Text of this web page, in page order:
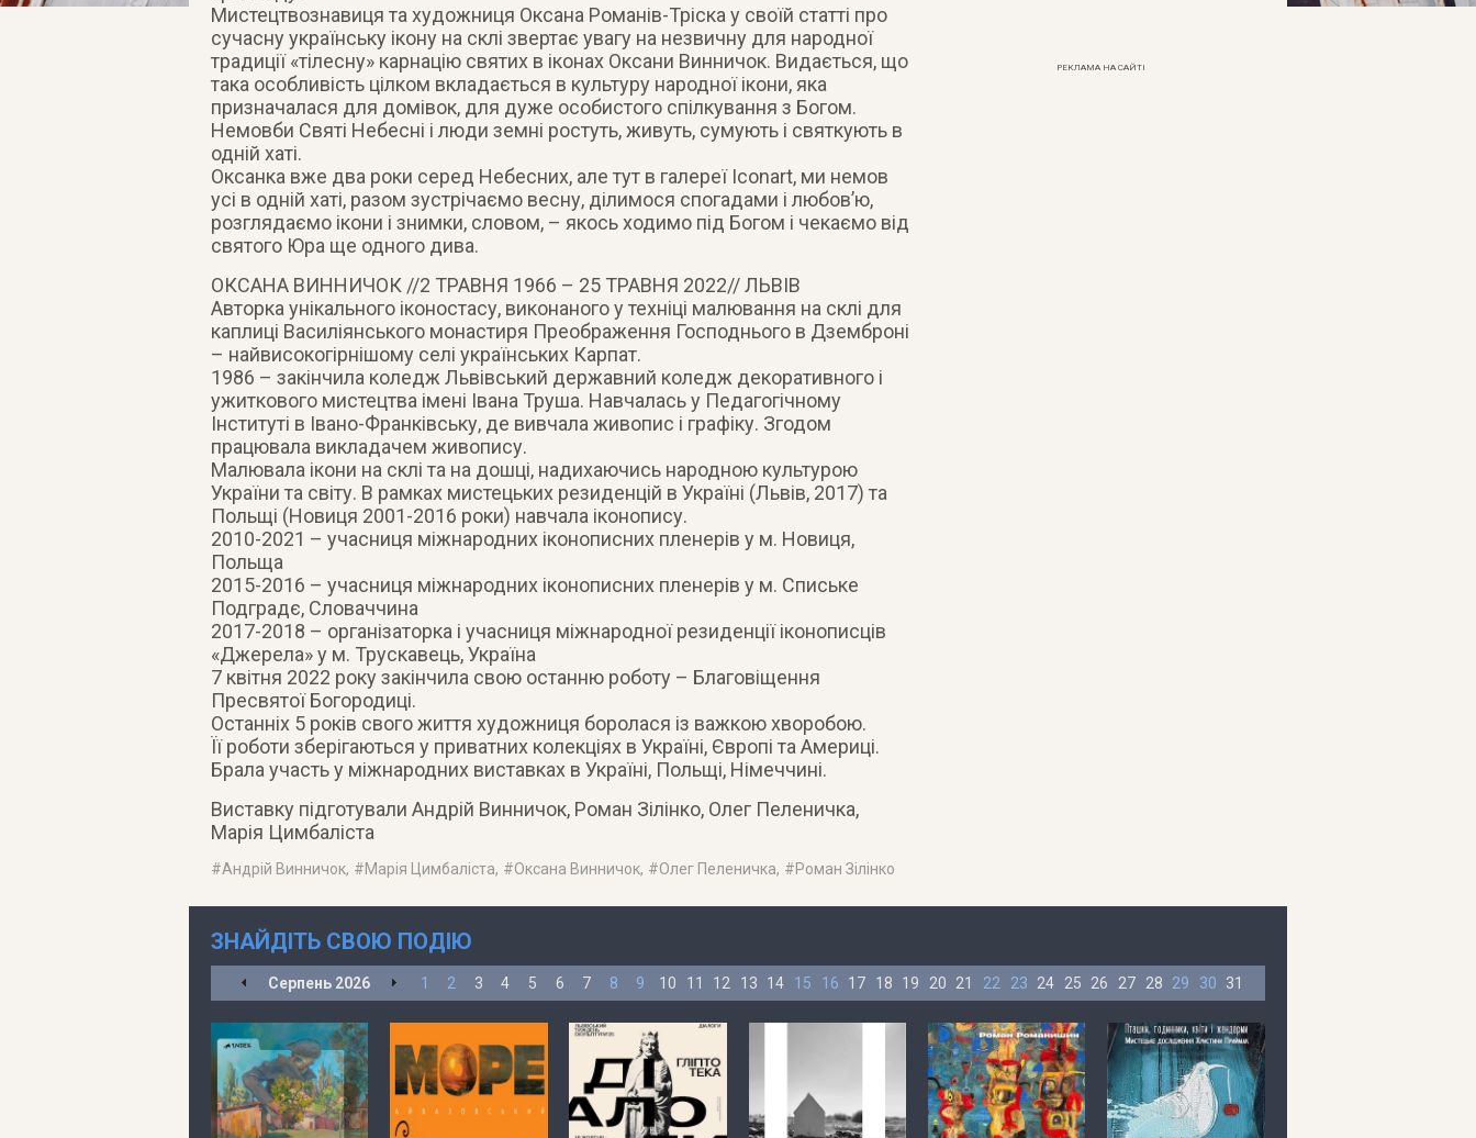
Мистецтвознавиця та художниця Оксана Романів-Тріска у своїй статті про
сучасну українську ікону на склі звертає увагу на незвичну для народної
традиції «тілесну» карнацію святих в іконах Оксани Винничок. Видається, що
така особливість цілком вкладається в культуру народної ікони, яка
призначалася для домівок, для дуже особистого спілкування з Богом.
Немовби Святі Небесні і люди земні ростуть, живуть, сумують і святкують в
одній хаті.
Оксанка вже два роки серед Небесних, але тут в галереї Iconart, ми немов
усі в одній хаті, разом зустрічаємо весну, ділимося спогадами і любов’ю,
розглядаємо ікони і знимки, словом, – якось ходимо під Богом і чекаємо від
святого Юра ще одного дива.
ОКСАНА ВИННИЧОК //2 ТРАВНЯ 1966 – 25 ТРАВНЯ 2022// ЛЬВІВ
Авторка унікального іконостасу, виконаного у техніці малювання на склі для
каплиці Василіянського монастиря Преображення Господнього в Дземброні
– найвисокогірнішому селі українських Карпат.
1986 – закінчила коледж Львівський державний коледж декоративного і
ужиткового мистецтва імені Івана Труша. Навчалась у Педагогічному
Інституті в Івано-Франківську, де вивчала живопис і графіку. Згодом
працювала викладачем живопису.
Малювала ікони на склі та на дошці, надихаючись народною культурою
України та світу. В рамках мистецьких резиденцій в Україні (Львів, 2017) та
Польщі (Новиця 2001-2016 роки) навчала іконопису.
2010-2021 – учасниця міжнародних іконописних пленерів у м. Новиця,
Польща
2015-2016 – учасниця міжнародних іконописних пленерів у м. Спиське
Подградє, Словаччина
2017-2018 – організаторка і учасниця міжнародної резиденції іконописців
«Джерела» у м. Трускавець, Україна
7 квітня 2022 року закінчила свою останню роботу – Благовіщення
Пресвятої Богородиці.
Останніх 5 років свого життя художниця боролася із важкою хворобою.
Її роботи зберігаються у приватних колекціях в Україні, Європі та Америці.
Брала участь у міжнародних виставках в Україні, Польщі, Німеччині.
Виставку підготували Андрій Винничок, Роман Зілінко, Олег Пеленичка,
Марія Цимбаліста
#Андрій Винничок, #Марія Цимбаліста, #Оксана Винничок, #Олег Пеленичка, #Роман Зілінко
РЕКЛАМА НА САЙТІ
ЗНАЙДІТЬ СВОЮ ПОДІЮ
Серпень 2026 1 2 3 4 5 6 7 8 9 10 11 12 13 14 15 16 17 18 19 20 21 22 23 24 25 26 27 28 29 30 31